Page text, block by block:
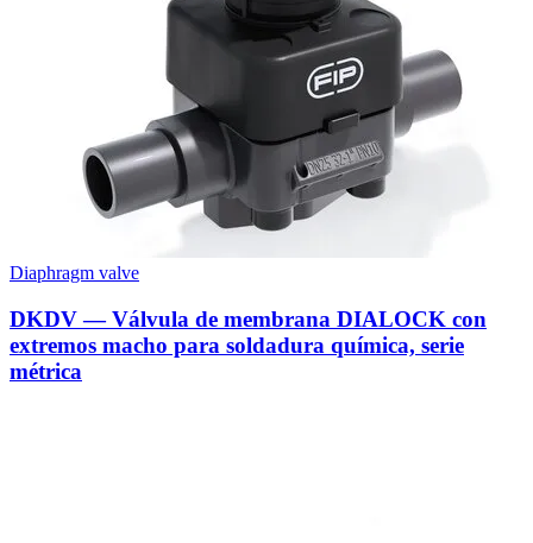
Diaphragm valve
DKDV — Válvula de membrana DIALOCK con
extremos macho para soldadura química, serie
métrica